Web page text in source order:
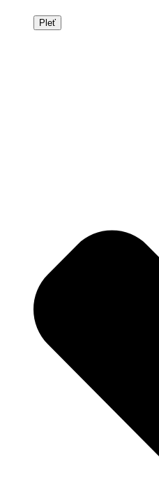
Pleť